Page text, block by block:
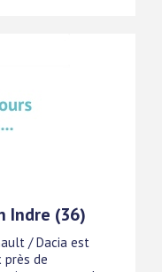
Indre (36)
/ Dacia est
près de